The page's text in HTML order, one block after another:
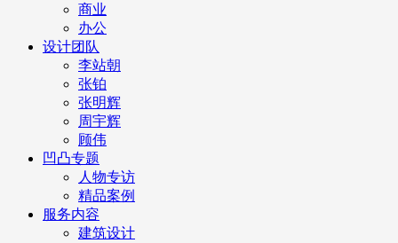
商业
办公
设计团队
李站朝
张铂
张明辉
周宇辉
顾伟
凹凸专题
人物专访
精品案例
服务内容
建筑设计